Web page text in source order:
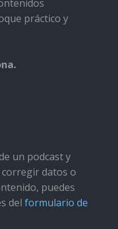
práctico y
un podcast y
datos o
puedes
del formulario de